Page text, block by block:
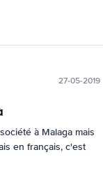
27-05-2019
à Malaga mais
en français, c'est